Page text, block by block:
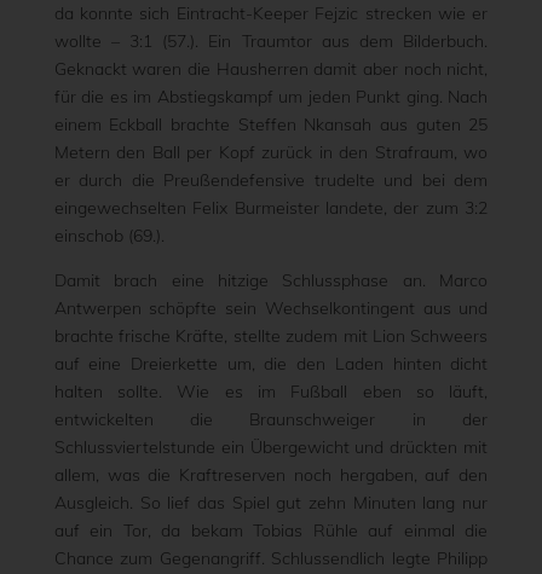
da konnte sich Eintracht-Keeper Fejzic strecken wie er
wollte – 3:1 (57.). Ein Traumtor aus dem Bilderbuch.
Geknackt waren die Hausherren damit aber noch nicht,
für die es im Abstiegskampf um jeden Punkt ging. Nach
einem Eckball brachte Steffen Nkansah aus guten 25
Metern den Ball per Kopf zurück in den Strafraum, wo
er durch die Preußendefensive trudelte und bei dem
eingewechselten Felix Burmeister landete, der zum 3:2
einschob (69.).
Damit brach eine hitzige Schlussphase an. Marco
Antwerpen schöpfte sein Wechselkontingent aus und
brachte frische Kräfte, stellte zudem mit Lion Schweers
auf eine Dreierkette um, die den Laden hinten dicht
halten sollte. Wie es im Fußball eben so läuft,
entwickelten die Braunschweiger in der
Schlussviertelstunde ein Übergewicht und drückten mit
allem, was die Kraftreserven noch hergaben, auf den
Ausgleich. So lief das Spiel gut zehn Minuten lang nur
auf ein Tor, da bekam Tobias Rühle auf einmal die
Chance zum Gegenangriff. Schlussendlich legte Philipp